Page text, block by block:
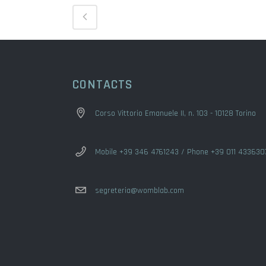
CONTACTS
Corso Vittorio Emanuele II, n. 103 - 10128 Torino
Mobile +39 346 4761243 / Phone +39 011
segreteria@womblab.com